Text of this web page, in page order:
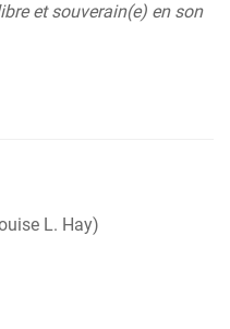
et souverain(e) en son
L. Hay)